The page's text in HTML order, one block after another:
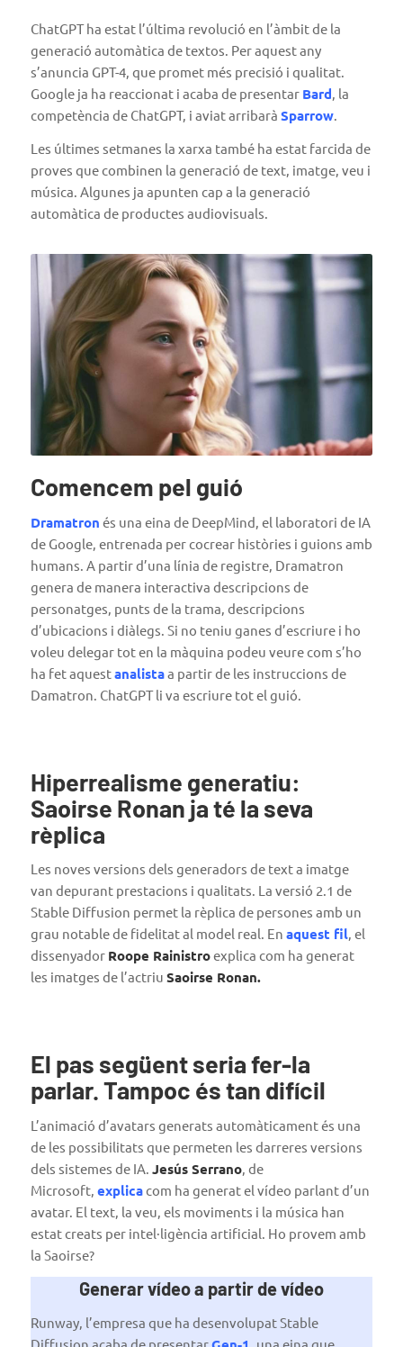
ChatGPT ha estat l’última revolució en l’àmbit de la
generació automàtica de textos. Per aquest any
s’anuncia GPT-4, que promet més precisió i qualitat.
Google ja ha reaccionat i acaba de presentar Bard, la
competència de ChatGPT, i aviat arribarà Sparrow.
Les últimes setmanes la xarxa també ha estat farcida de
proves que combinen la generació de text, imatge, veu i
música. Algunes ja apunten cap a la generació
automàtica de productes audiovisuals.
Comencem pel guió
Dramatron és una eina de DeepMind, el laboratori de IA
de Google, entrenada per cocrear històries i guions amb
humans. A partir d’una línia de registre, Dramatron
genera de manera interactiva descripcions de
personatges, punts de la trama, descripcions
d’ubicacions i diàlegs. Si no teniu ganes d’escriure i ho
voleu delegar tot en la màquina podeu veure com s’ho
ha fet aquestanalistaa partir de les instruccions de
Damatron. ChatGPT li va escriure tot el guió.
Hiperrealisme generatiu:
Saoirse Ronan ja té la seva
rèplica
Les noves versions dels generadors de text a imatge
van depurant prestacions i qualitats. La versió 2.1 de
Stable Diffusion permet la rèplica de persones amb un
grau notable de fidelitat al model real. En aquest fil, el
dissenyador Roope Rainistroexplica com ha generat
les imatges de l’actriu Saoirse Ronan.
El pas següent seria fer-la
parlar. Tampoc és tan difícil
L’animació d’avatars generats automàticament és una
de les possibilitats que permeten les darreres versions
dels sistemes de IA. Jesús Serrano, de
Microsoft, explicacom ha generat el vídeo parlant d’un
avatar. El text, la veu, els moviments i la música han
estat creats per intel·ligència artificial. Ho provem amb
la Saoirse?
Generar vídeo a partir de vídeo
Runway, l’empresa que ha desenvolupat Stable